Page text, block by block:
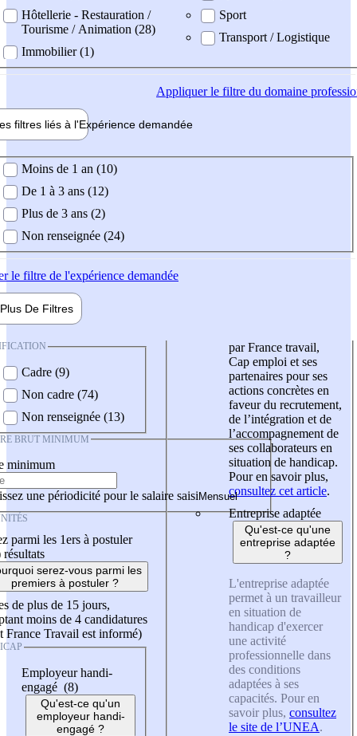
Hôtellerie - Restauration /
Tourisme / Animation (28)
Immobilier (1)
Sport
Transport / Logistique
Appliquerle filtre du domaine
filtres liés à l'Expérience demandée
demandée
Moins de 1 an (10)
De 1 à 3 ans (12)
Plus de 3 ans (2)
Non renseignée (24)
le filtre de l'expérience demandée
Plus De Filtres
Cadre (9)
Non cadre (74)
Non renseignée (13)
BRUT MINIMUM
minimum
une périodicité pour le salaire saisi
parmi les 1ers à postuler
résultats
serez-vous parmi les
premiers à postuler ?
de plus de 15 jours,
moins de 4 candidatures
France Travail est informé)
Employeur handi-
engagé (8)
Qu'est-ce qu'un
employeur handi-
engagé ?
par France travail,
Cap emploi et ses
partenaires pour ses
actions concrètes en
faveur du recrutement,
de l’intégration et de
l’accompagnement de
ses collaborateurs en
situation de handicap.
Pour en savoir plus,
consultez cet article.
Entreprise adaptée
Qu'est-ce qu'une
entreprise adaptée
?
L'entreprise adaptée
permet à un travailleur
en situation de
handicap d'exercer
une activité
professionnelle dans
des conditions
adaptées à ses
capacités. Pour en
savoir plus, consultez
le site de l’UNEA.